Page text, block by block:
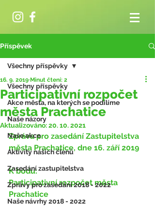
Příspěvek
Všechny příspěvky
Akce města, na kterých se podílíme
Naše názory
Naše akce
Aktivity našich členů
Zasedání zastupitelstva
Zprávy pro zasedání 2018 - 2022
Naše návrhy 2018 - 2022
Všechny příspěvky
Participativní rozpočet
města Prachatice
16. 9. 2019 Minut čtení: 2
Aktualizováno:20. 10. 2021
Zpráva pro zasedání Zastupitelstva
města Prachatice, dne 16. září 2019
K bodu:
Participativní rozpočet města
Prachatice